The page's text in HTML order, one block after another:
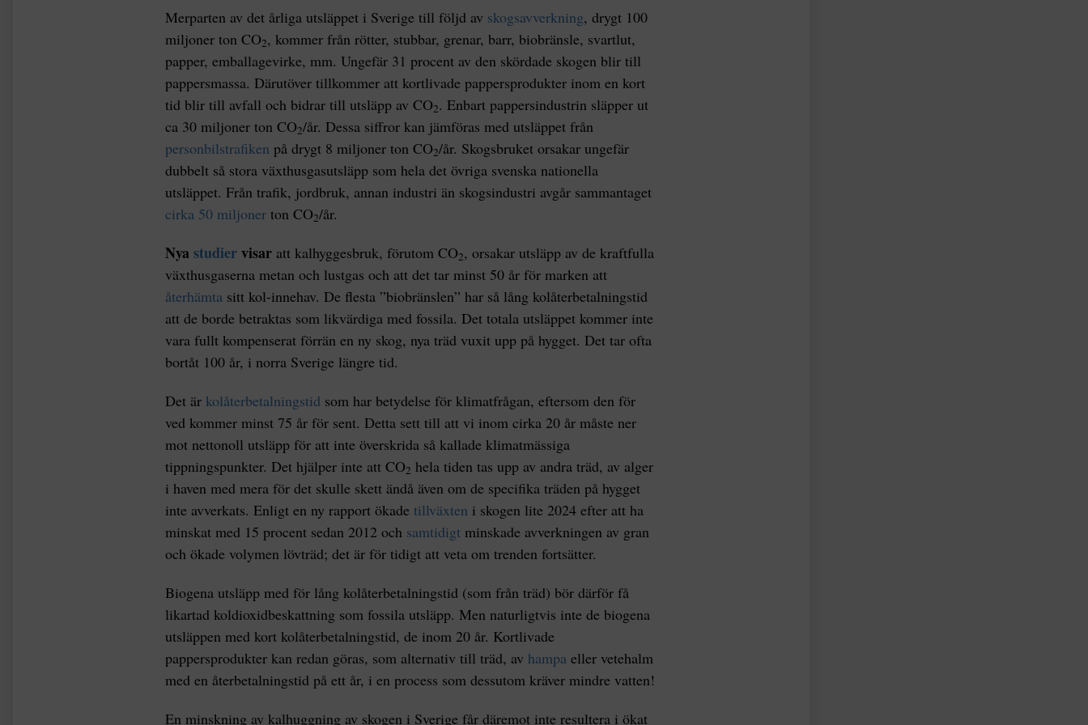
Merparten av det årliga utsläppet i Sverige till följd av skogsavverkning, drygt 100
miljoner ton CO2, kommer från rötter, stubbar, grenar, barr, biobränsle, svartlut,
papper, emballagevirke, mm. Ungefär 31 procent av den skördade skogen blir till
pappersmassa. Därutöver tillkommer att kortlivade pappersprodukter inom en kort
tid blir till avfall och bidrar till utsläpp av CO2. Enbart pappersindustrin släpper ut
ca 30 miljoner ton CO2/år. Dessa siffror kan jämföras med utsläppet från
personbilstrafiken på drygt 8 miljoner ton CO2/år. Skogsbruket orsakar ungefär
dubbelt så stora växthusgasutsläpp som hela det övriga svenska nationella
utsläppet. Från trafik, jordbruk, annan industri än skogsindustri avgår sammantaget
cirka 50 miljoner ton CO2/år.
Nya studiervisar att kalhyggesbruk, förutom CO2, orsakar utsläpp av de kraftfulla
växthusgaserna metan och lustgas och att det tar minst 50 år för marken att
återhämta sitt kol-innehav. De flesta ”biobränslen” har så lång kolåterbetalningstid
att de borde betraktas som likvärdiga med fossila. Det totala utsläppet kommer inte
vara fullt kompenserat förrän en ny skog, nya träd vuxit upp på hygget. Det tar ofta
bortåt 100 år, i norra Sverige längre tid.
Det är kolåterbetalningstid som har betydelse för klimatfrågan, eftersom den för
ved kommer minst 75 år för sent. Detta sett till att vi inom cirka 20 år måste ner
mot nettonoll utsläpp för att inte överskrida så kallade klimatmässiga
tippningspunkter. Det hjälper inte att CO2 hela tiden tas upp av andra träd, av alger
i haven med mera för det skulle skett ändå även om de specifika träden på hygget
inte avverkats. Enligt en ny rapport ökade tillväxten i skogen lite 2024 efter att ha
minskat med 15 procent sedan 2012 och samtidigt minskade avverkningen av gran
och ökade volymen lövträd; det är för tidigt att veta om trenden fortsätter.
Biogena utsläpp med för lång kolåterbetalningstid (som från träd) bör därför få
likartad koldioxidbeskattning som fossila utsläpp. Men naturligtvis inte de biogena
utsläppen med kort kolåterbetalningstid, de inom 20 år. Kortlivade
pappersprodukter kan redan göras, som alternativ till träd, av hampa eller vetehalm
med en återbetalningstid på ett år, i en process som dessutom kräver mindre vatten!
En minskning av kalhuggning av skogen i Sverige får däremot inte resultera i ökat